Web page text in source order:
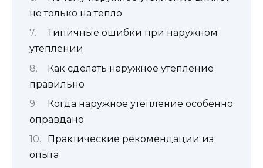
не только на тепло
Типичные ошибки при наружном
утеплении
Как сделать наружное утепление
правильно
Когда наружное утепление особенно
оправдано
Практические рекомендации из
опыта